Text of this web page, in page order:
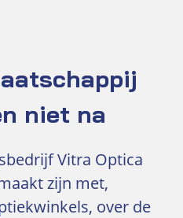
niet na
Vitra Optica
zijn met,
over de